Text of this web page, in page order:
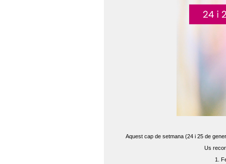
Aquest cap de setmana (24 i 25 de
Us
1.